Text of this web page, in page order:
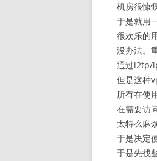
机房很慷
于是就用
很欢乐的
没办法。
通过l2tp/
但是这种
所有在使
在需要访
太特么麻
于是决定
于是先找